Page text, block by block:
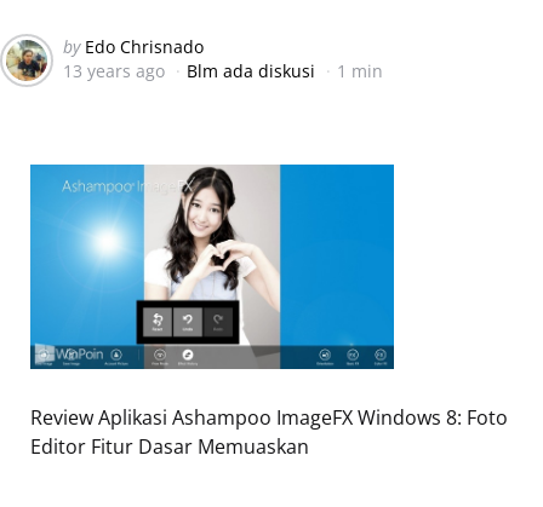
Posted
by
by Edo Chrisnado
13 years ago
Blm ada diskusi 1 min
Review Aplikasi Ashampoo ImageFX Windows 8: Foto
Editor Fitur Dasar Memuaskan